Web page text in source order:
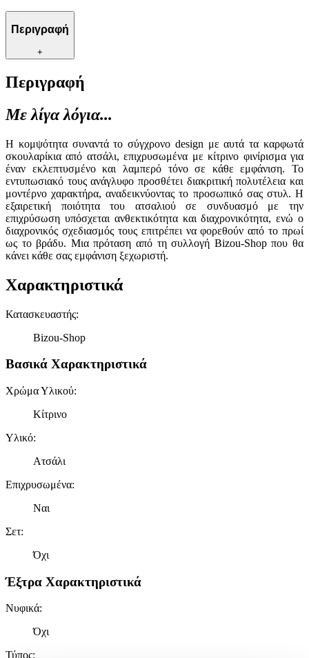
Περιγραφή
+
Περιγραφή
Με λίγα λόγια...
Η κομψότητα συναντά το σύγχρονο design με αυτά τα καρφωτά
σκουλαρίκια από ατσάλι, επιχρυσωμένα με κίτρινο φινίρισμα για
έναν εκλεπτυσμένο και λαμπερό τόνο σε κάθε εμφάνιση. Το
εντυπωσιακό τους ανάγλυφο προσθέτει διακριτική πολυτέλεια και
μοντέρνο χαρακτήρα, αναδεικνύοντας το προσωπικό σας στυλ. Η
εξαιρετική ποιότητα του ατσαλιού σε συνδυασμό με την
επιχρύσωση υπόσχεται ανθεκτικότητα και διαχρονικότητα, ενώ ο
διαχρονικός σχεδιασμός τους επιτρέπει να φορεθούν από το πρωί
ως το βράδυ. Μια πρόταση από τη συλλογή Bizou-Shop που θα
κάνει κάθε σας εμφάνιση ξεχωριστή.
Χαρακτηριστικά
Κατασκευαστής:
Bizou-Shop
Βασικά Χαρακτηριστικά
Χρώμα Υλικού:
Κίτρινο
Υλικό:
Ατσάλι
Επιχρυσωμένα:
Ναι
Σετ:
Όχι
Έξτρα Χαρακτηριστικά
Νυφικά:
Όχι
Τύπος: